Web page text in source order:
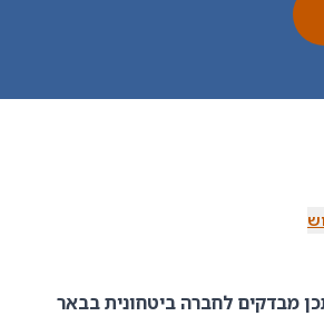
מבדקים לחברה ביטחונית בבאר